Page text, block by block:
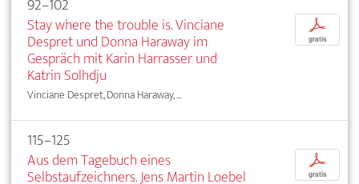
Stay where the trouble is. Vinciane
Despret und Donna Haraway im
Gespräch mit Karin Harrasser und
Katrin Solhdju
Vinciane Despret, Donna Haraway, ...
p
gratis
115–125
Aus dem Tagebuch eines
Selbstaufzeichners. Jens Martin Loebel
p
gratis